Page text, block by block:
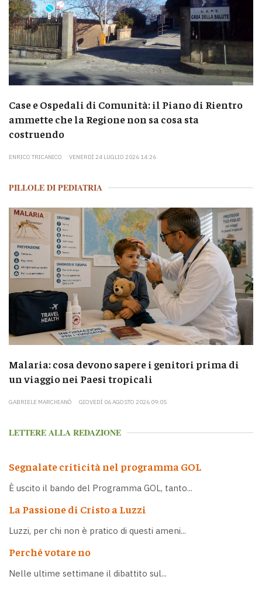
Case e Ospedali di Comunità: il Piano di Rientro
ammette che la Regione non sa cosa sta
costruendo
ENRICO TRICANICO VENERDÌ 24 LUGLIO 2026 14:26
PILLOLE DI PEDIATRIA
Malaria: cosa devono sapere i genitori prima di
un viaggio nei Paesi tropicali
GABRIELE MARCHIANÒ GIOVEDÌ 06 AGOSTO 2026 09:05
LETTERE ALLA REDAZIONE
Segnalate criticità nel programma GOL
È uscito il bando del Programma GOL, tanto...
La Passione di Cristo a Luzzi
Luzzi, per chi non è pratico di questi ameni...
Perché votare no
Nelle ultime settimane il dibattito sul...